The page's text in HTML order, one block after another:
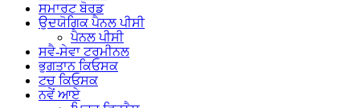
ਸਮਾਰਟ ਬੋਰਡ
ਉਦਯੋਗਿਕ ਪੈਨਲ ਪੀਸੀ
ਪੈਨਲ ਪੀਸੀ
ਸਵੈ-ਸੇਵਾ ਟਰਮੀਨਲ
ਭੁਗਤਾਨ ਕਿਓਸਕ
ਟਚ ਕਿਓਸਕ
ਨਵੇਂ ਆਏ